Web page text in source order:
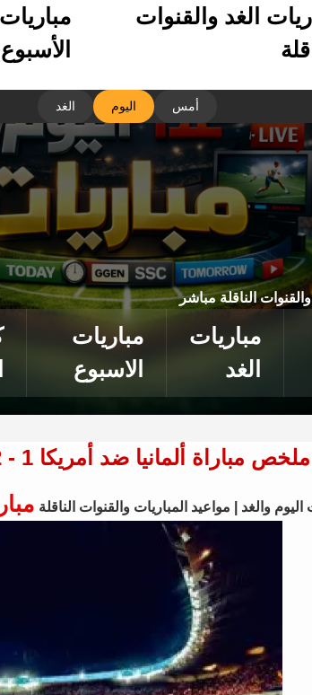
الغد والقنوات
مباريات
الأسبوع
أمس اليوم الغد
الناقلة مباشر
مباريات
الغد
مباريات
الاسبوع
ملخص مباراة ألمانيا ضد أمريكا 1 - 2 | مباريات ودية - منتخبات 06 يونيو 2026
اليوم والغد | مواعيد المباريات والقنوات الناقلة